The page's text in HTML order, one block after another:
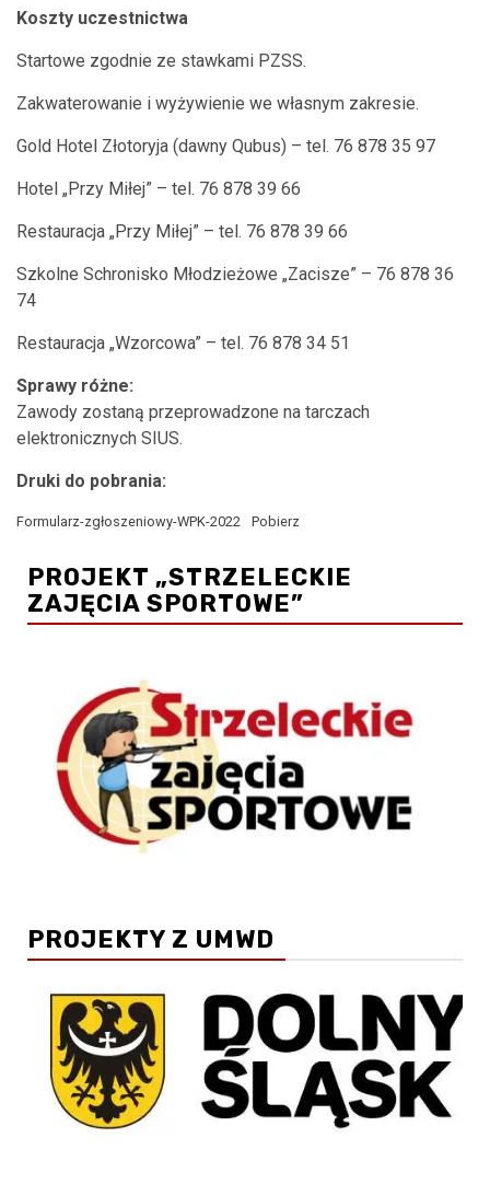
Koszty uczestnictwa
Startowe zgodnie ze stawkami PZSS.
Zakwaterowanie i wyżywienie we własnym zakresie.
Gold Hotel Złotoryja (dawny Qubus) – tel. 76 878 35 97
Hotel „Przy Miłej” – tel. 76 878 39 66
Restauracja „Przy Miłej” – tel. 76 878 39 66
Szkolne Schronisko Młodzieżowe „Zacisze” – 76 878 36
74
Restauracja „Wzorcowa” – tel. 76 878 34 51
Sprawy różne:
Zawody zostaną przeprowadzone na tarczach
elektronicznych SIUS.
Druki do pobrania:
Formularz-zgłoszeniowy-WPK-2022 Pobierz
PROJEKT „STRZELECKIE
ZAJĘCIA SPORTOWE”
PROJEKTY Z UMWD